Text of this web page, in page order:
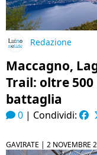
Redazione
Maccagno,
Trail: oltre
battaglia
0 | Condividi:
GAVIRATE | 2 NOVEMBRE